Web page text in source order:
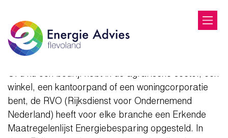
emmeloord
EML
Of u nu een bedrijf hebt in de agrarische sector, een
winkel, een kantoorpand of een woningcorporatie
bent, de RVO (Rijksdienst voor Ondernemend
Nederland) heeft voor elke branche een Erkende
Maatregelenlijst Energiebesparing opgesteld. In